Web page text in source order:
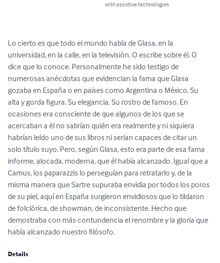
with assistive technologies.
Lo cierto es que todo el mundo habla de Glasa, en la
universidad, en la calle, en la televisión. O escribe sobre él. O
dice que lo conoce. Personalmente he sido testigo de
numerosas anécdotas que evidencian la fama que Glasa
gozaba en España o en países como Argentina o México. Su
alta y gorda figura. Su elegancia. Su rostro de famoso. En
ocasiones era consciente de que algunos de los que se
acercaban a él no sabrían quién era realmente y ni siquiera
habrían leído uno de sus libros ni serían capaces de citar un
solo título suyo. Pero, según Glasa, esto era parte de esa fama
informe, alocada, moderna, que él había alcanzado. Igual que a
Camus, los paparazzis lo perseguían para retratarlo y, de la
misma manera que Sartre supuraba envidia por todos los poros
de su piel, aquí en España surgieron envidiosos que lo tildaron
de folclórica, de showman, de inconsistente. Hecho que
demostraba con más contundencia el renombre y la gloria que
había alcanzado nuestro filósofo.
Details